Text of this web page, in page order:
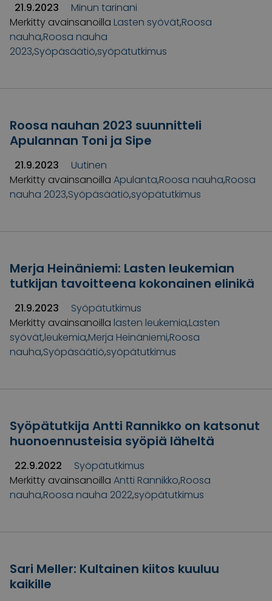
21.9.2023
Minun tarinani
Merkitty avainsanoilla Lasten syövät,Roosa
nauha,Roosa nauha
2023,Syöpäsäätiö,syöpätutkimus
Roosa nauhan 2023 suunnitteli
Apulannan Toni ja Sipe
21.9.2023
Uutinen
Merkitty avainsanoilla Apulanta,Roosa nauha,Roosa
nauha 2023,Syöpäsäätiö,syöpätutkimus
Merja Heinäniemi: Lasten leukemian
tutkijan tavoitteena kokonainen elinikä
21.9.2023
Syöpätutkimus
Merkitty avainsanoilla lasten leukemia,Lasten
syövät,leukemia,Merja Heinäniemi,Roosa
nauha,Syöpäsäätiö,syöpätutkimus
Syöpätutkija Antti Rannikko on katsonut
huonoennusteisia syöpiä läheltä
22.9.2022
Syöpätutkimus
Merkitty avainsanoilla Antti Rannikko,Roosa
nauha,Roosa nauha 2022,syöpätutkimus
Sari Meller: Kultainen kiitos kuuluu
kaikille